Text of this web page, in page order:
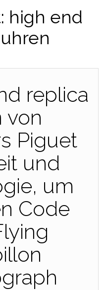
high end
replica
von
Piguet
und
um
Code